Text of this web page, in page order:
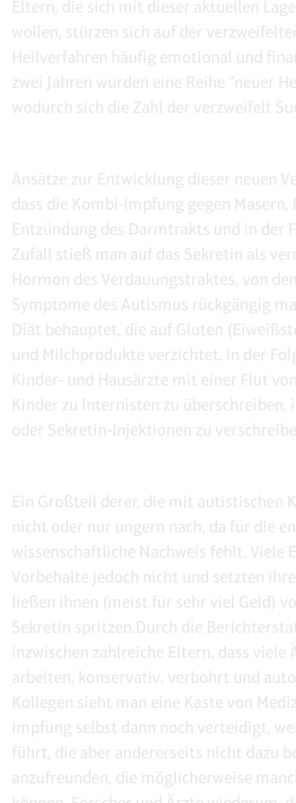
Eltern, die sich mit dieser aktuellen
wollen, stürzen sich auf der
Heilverfahren häufig emotional und
zwei Jahren wurden eine Reihe “neuer
wodurch sich die Zahl der verzweifelt
Ansätze zur Entwicklung dieser neuen
dass die Kombi-Impfung gegen Masern,
Entzündung des Darmtrakts und in der
Zufall stieß man auf das Sekretin als
Hormon des Verdauungstraktes, von
Symptome des Autismus rückgängig
Diät behauptet, die auf Gluten
und Milchprodukte verzichtet. In der
Kinder- und Hausärzte mit einer Flut
Kinder zu Internisten zu
oder Sekretin-Injektionen zu
Ein Großteil derer, die mit autistischen
nicht oder nur ungern nach, da für die
wissenschaftliche Nachweis fehlt. Viele
Vorbehalte jedoch nicht und setzten
ließen ihnen (meist für sehr viel Geld)
Sekretin spritzen.Durch die
inzwischen zahlreiche Eltern, dass viele
arbeiten, konservativ, verbohrt und
Kollegen sieht man eine Kaste von
Impfung selbst dann noch verteidigt,
führt, die aber andererseits nicht dazu
anzufreunden, die möglicherweise